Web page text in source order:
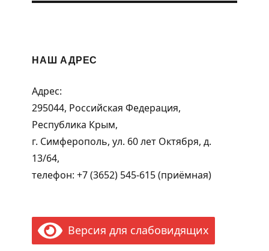
НАШ АДРЕС
Адрес:
295044, Российская Федерация,
Республика Крым,
г. Симферополь, ул. 60 лет Октября, д.
13/64,
телефон: +7 (3652) 545-615 (приёмная)
Версия для слабовидящих